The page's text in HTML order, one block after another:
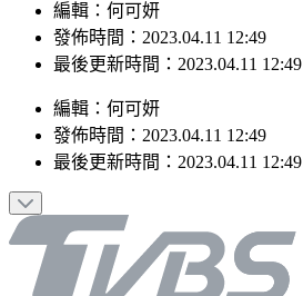
編輯：何可妍
發佈時間：2023.04.11 12:49
最後更新時間：2023.04.11 12:49
編輯 ： 何可妍
發佈時間： 2023.04.11 12:49
最後更新時間： 2023.04.11 12:49